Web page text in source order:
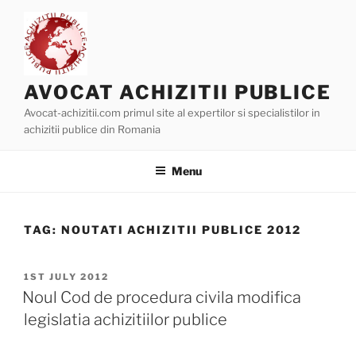
content
AVOCAT ACHIZITII PUBLICE
Avocat-achizitii.com primul site al expertilor si specialistilor in
achizitii publice din Romania
Menu
TAG: NOUTATI ACHIZITII PUBLICE 2012
POSTED
ON
1ST JULY 2012
Noul Cod de procedura civila modifica
legislatia achizitiilor publice